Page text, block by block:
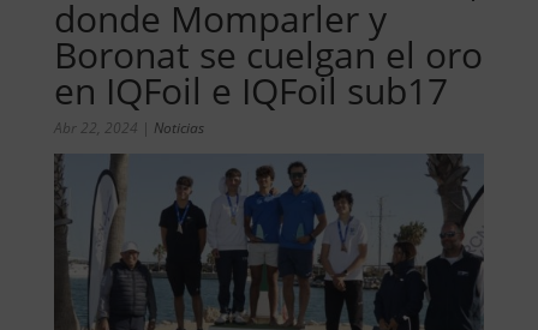
donde Momparler y
Boronat se cuelgan el oro
en IQFoil e IQFoil sub17
Abr 22, 2024 | Noticias